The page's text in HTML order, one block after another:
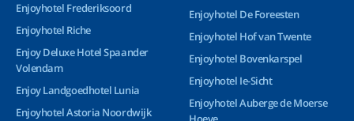
Enjoyhotel Frederiksoord
Enjoyhotel Riche
Enjoy Deluxe Hotel Spaander
Volendam
Enjoy Landgoedhotel Lunia
Enjoyhotel Astoria Noordwijk
Enjoyhotel De Foreesten
Enjoyhotel Hof van Twente
Enjoyhotel Bovenkarspel
Enjoyhotel Ie-Sicht
Enjoyhotel Auberge de Moerse